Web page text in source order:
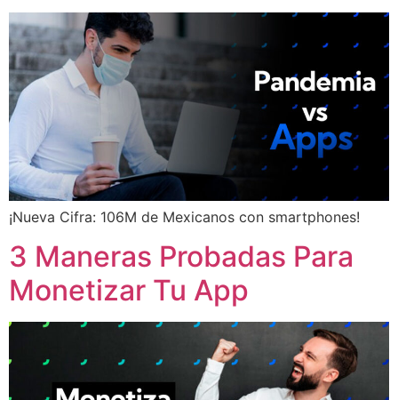
¡Nueva Cifra: 106M de Mexicanos con smartphones!
3 Maneras Probadas Para
Monetizar Tu App